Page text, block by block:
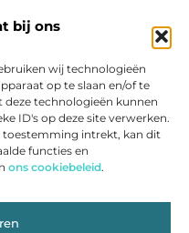
bij ons
wij technologieën
op te slaan en/of te
technologieën kunnen
ID's op deze site verwerken.
intrekt, kan dit
functies en
ons cookiebeleid.
het dagelijks leven.
en artikelen die je helpen
met praktische adviezen